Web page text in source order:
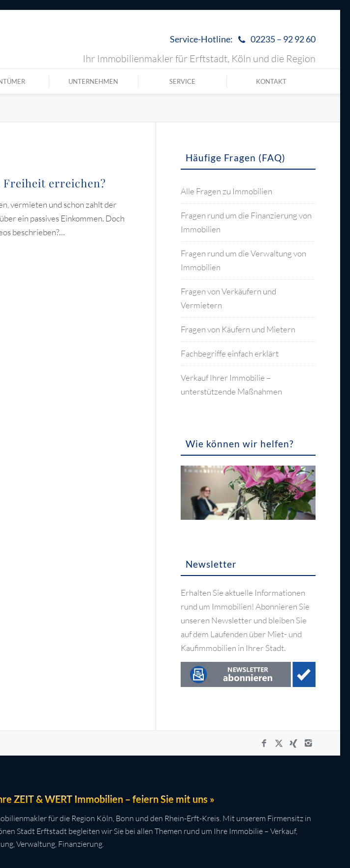
Service-Hotline: 02235 – 92 92 60
Ihr Immobilienmakler für Erftstadt, Köln und die Region
UNTERNEHMEN SERVICE KONTAKT
erreichen?
vermieten und schon zahlt der
ein passives Einkommen. Doch
beschrieben?…
Häufige Fragen (FAQ)
Alle Fragen zu Immobilien
Fragen rund um die Finanzierung von
Immobilien
Fragen rund um die Verwaltung von
Immobilien
Fragen von Verkäufern und
Vermietern
Fragen von Käufern und Mietern
Fachbegriffe einfach erklärt
Verkauf Ihrer Immobilie –
unterstützende Maßnahmen
Wie können wir helfen?
Newsletter
Erhalten Sie aktuelle Informationen
rund um Immobilien! Abonnieren Sie
unseren Newsletter und bleiben Sie
auf dem Laufenden über Miet- und
Kaufimmobilien in Ihrer Stadt.
ZEIT & WERT Immobilien – feiern Sie mit uns »
für die Region Köln, Bonn und den Rhein-Erft-Kreis. Mit unserem Firmensitz in
Stadt Erftstadt begleiten wir Sie bei allen Themen rund um Ihre Immobilie – Verkauf,
Verwaltung, Finanzierung.